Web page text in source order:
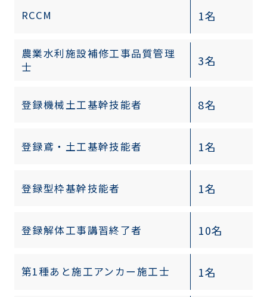
RCCM 1名
農業水利施設補修工事品質管理
士
3名
登録機械土工基幹技能者 8名
登録鳶・土工基幹技能者 1名
登録型枠基幹技能者 1名
登録解体工事講習終了者 10名
第1種あと施工アンカー施工士 1名